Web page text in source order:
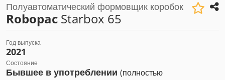
Полуавтоматический формовщик коробок
Robopac Starbox 65
Год выпуска
2021
Состояние
Бывшее в употреблении (полностью